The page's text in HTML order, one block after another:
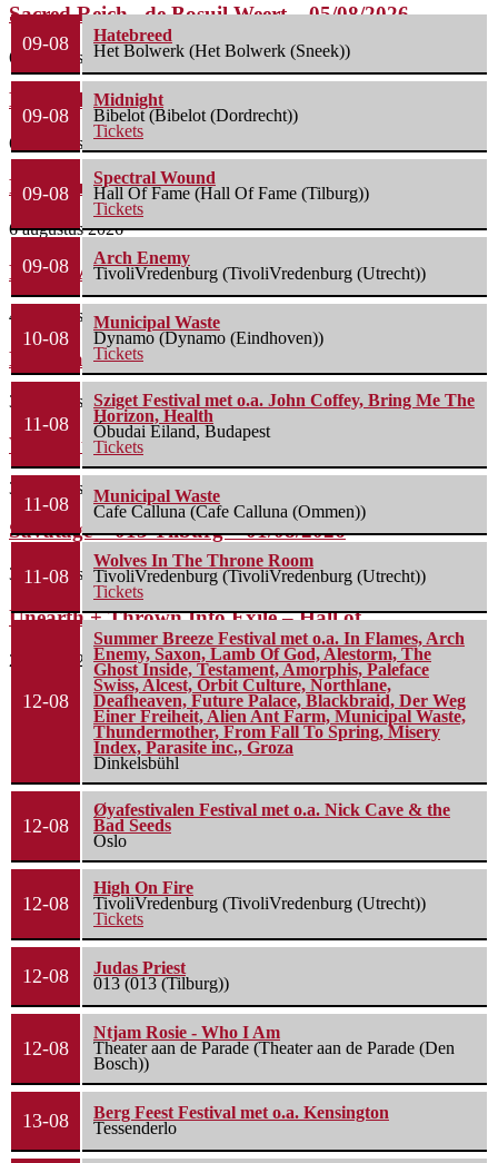
Sacred Reich– de Bosuil Weert – 05/08/2026
6 augustus 2026
Misery Index – Elpee (Deinze, België) 04/08/2026
6 augustus 2026
Phil Campbell’s Bastard Sons – De Pul (Uden)...
6 augustus 2026
Life Of Agony + Second Function – Underworld...
4 augustus 2026
Nick Cave & The Bad Seeds – Preston...
3 augustus 2026
Wolfmother + The Howlers – o2 Shepherd’s Bush...
3 augustus 2026
Savatage – 013 Tilburg – 01/08/2026
3 augustus 2026
Unearth + Thrown Into Exile – Hall of...
29 juli 2026
09-08
Hatebreed
Het Bolwerk (Het Bolwerk (Sneek))
09-08
Midnight
Bibelot (Bibelot (Dordrecht))
Tickets
09-08
Spectral Wound
Hall Of Fame (Hall Of Fame (Tilburg))
Tickets
09-08
Arch Enemy
TivoliVredenburg (TivoliVredenburg (Utrecht))
10-08
Municipal Waste
Dynamo (Dynamo (Eindhoven))
Tickets
11-08
Sziget Festival met o.a. John Coffey, Bring Me The
Horizon, Health
Óbudai Eiland, Budapest
Tickets
11-08
Municipal Waste
Cafe Calluna (Cafe Calluna (Ommen))
11-08
Wolves In The Throne Room
TivoliVredenburg (TivoliVredenburg (Utrecht))
Tickets
12-08
Summer Breeze Festival met o.a. In Flames, Arch
Enemy, Saxon, Lamb Of God, Alestorm, The
Ghost Inside, Testament, Amorphis, Paleface
Swiss, Alcest, Orbit Culture, Northlane,
Deafheaven, Future Palace, Blackbraid, Der Weg
Einer Freiheit, Alien Ant Farm, Municipal Waste,
Thundermother, From Fall To Spring, Misery
Index, Parasite inc., Groza
Dinkelsbühl
12-08
Øyafestivalen Festival met o.a. Nick Cave & the
Bad Seeds
Oslo
12-08
High On Fire
TivoliVredenburg (TivoliVredenburg (Utrecht))
Tickets
12-08
Judas Priest
013 (013 (Tilburg))
12-08
Ntjam Rosie - Who I Am
Theater aan de Parade (Theater aan de Parade (Den
Bosch))
13-08
Berg Feest Festival met o.a. Kensington
Tessenderlo